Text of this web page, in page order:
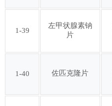
1-39
左甲状腺素钠
片
1-40 佐匹克隆片